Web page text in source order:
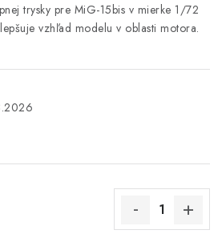
trysky pre MiG-15bis v mierke 1/72
vzhľad modelu v oblasti motora.